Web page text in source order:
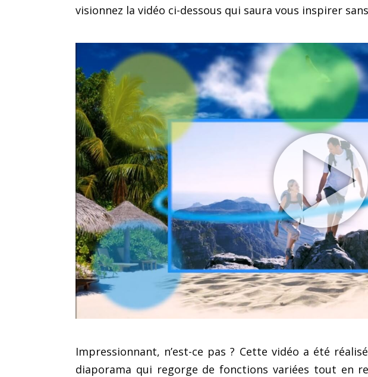
visionnez la vidéo ci-dessous qui saura vous inspirer
Impressionnant, n’est-ce pas ? Cette vidéo a été
diaporama qui regorge de fonctions variées tout en